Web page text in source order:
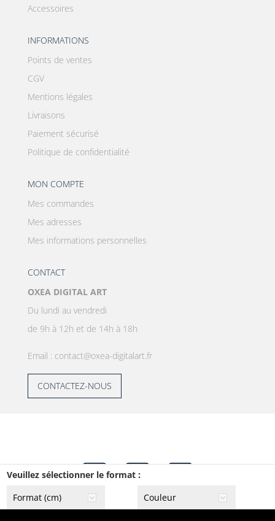
Veuillez sélectionner le format :
Accessoires
INFORMATIONS
Points de ventes
CGV
Mentions légales
Livraisons
Paiement sécurisé
Politique de confidentialité
MON COMPTE
Mes commandes
Mes adresses
Mes informations personnelles
CONTACT
OXEA DIGITAL ART
Du lundi au vendredi
de 9h à 12h et de 14h à 18h
Email : contact@oxea-digitalart.fr
CONTACTEZ-NOUS